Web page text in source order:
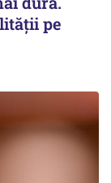
pe